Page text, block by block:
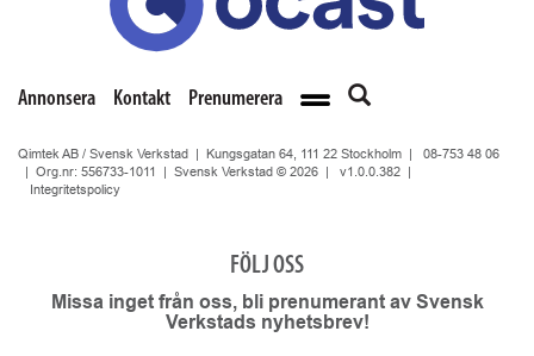
Annonsera Kontakt Prenumerera
Qimtek AB / Svensk Verkstad | Kungsgatan 64, 111 22 Stockholm | 08-753 48 06
| Org.nr: 556733-1011 | Svensk Verkstad © 2026 | v1.0.0.382
Integritetspolicy
FÖLJ OSS
Missa inget från oss, bli prenumerant av Svensk
Verkstads nyhetsbrev!